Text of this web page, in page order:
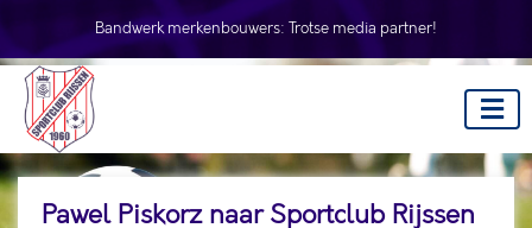
Bandwerk merkenbouwers: Trotse media partner!
Pawel Piskorz naar Sportclub Rijssen